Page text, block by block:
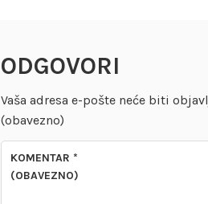
ODGOVORI
Vaša adresa e-pošte neće biti
(obavezno)
KOMENTAR *
(OBAVEZNO)